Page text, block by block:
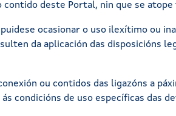
contido deste Portal, nin que se
ocasionar o uso ilexítimo ou
da aplicación das disposicións
ou contidos das ligazóns a
condicións de uso específicas das